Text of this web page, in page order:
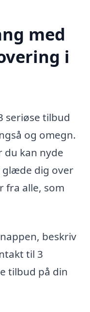
med
i
seriøse tilbud
og omegn.
du kan nyde
glæde dig over
fra alle, som
beskriv
til 3
tilbud på din